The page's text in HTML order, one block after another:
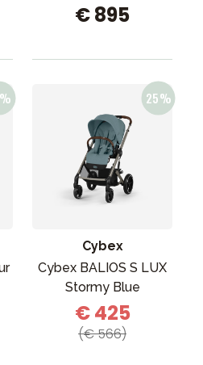
€ 895
Cybex
Cybex BALIOS S LUX
Stormy Blue
€ 425
(€ 566)